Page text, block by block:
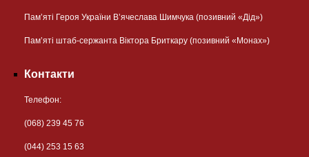
Пам’яті Героя України В’ячеслава Шимчука (позивний «Дід»)
Пам’яті штаб-сержанта Віктора Бриткару (позивний «Монах»)
Контакти
Телефон:
(068) 239 45 76
(044) 253 15 63